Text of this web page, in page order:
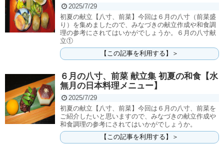
2025/7/29
初夏の献立【八寸、前菜】今回は６月の八寸（前菜盛
り）を集めましたので、みなづきの献立作成や和食調
理の参考にされてはいかがでしょうか。６月の八寸献
立①
【この記事を利用する】＞
６月の八寸、前菜 献立集 初夏の和食【水
無月の日本料理メニュー】
2025/7/29
初夏の献立【八寸、前菜】今回は６月の八寸、前菜を
ご紹介したいと思いますので、みなづきの献立作成や
和食調理の参考にされてはいかがでしょうか。
【この記事を利用する】＞